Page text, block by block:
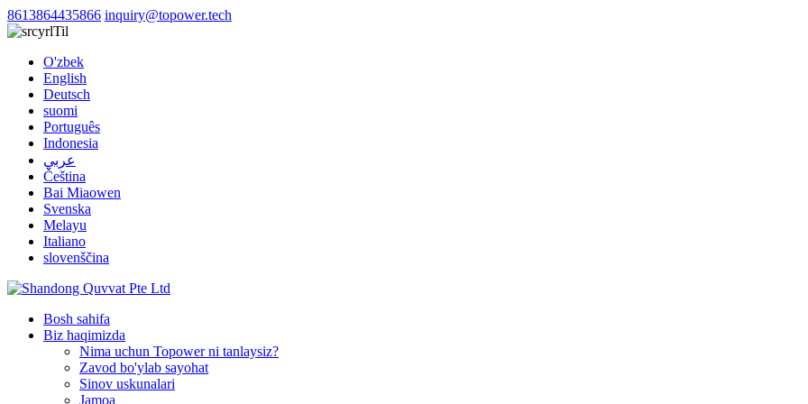
8613864435866 inquiry@topower.tech
Til
O'zbek
English
Deutsch
suomi
Português
Indonesia
عربي
Čeština
Bai Miaowen
Svenska
Melayu
Italiano
slovenščina
Bosh sahifa
Biz haqimizda
Nima uchun Topower ni tanlaysiz?
Zavod bo'ylab sayohat
Sinov uskunalari
Jamoa